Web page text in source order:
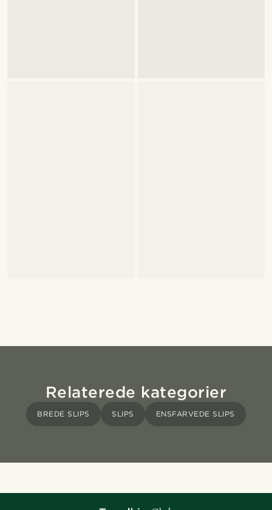
Relaterede kategorier
BREDE SLIPS SLIPS ENSFARVEDE SLIPS